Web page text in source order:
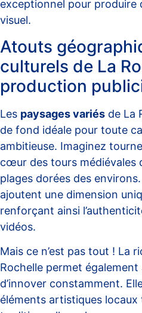
exceptionnel pour
visuel.
Atouts
culturels de La
production
Les paysages variés de La
de fond idéale pour toute
ambitieuse. Imaginez
cœur des tours médiévales
plages dorées des
ajoutent une dimension
renforçant ainsi
vidéos.
Mais ce n’est pas tout ! La
Rochelle permet
d’innover constamment.
éléments artistiques locaux